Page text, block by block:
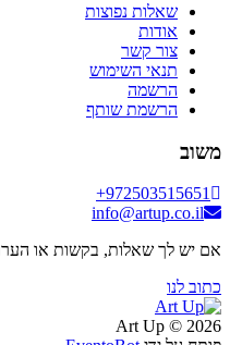
שאלות נפוצות
אודות
צור קשר
תנאי השימוש
הרשמה
הרשמת שותף
משוב
+972503515651
info@artup.co.il
אם יש לך שאלות, בקשות או
כתוב לנו
2026 © Art Up